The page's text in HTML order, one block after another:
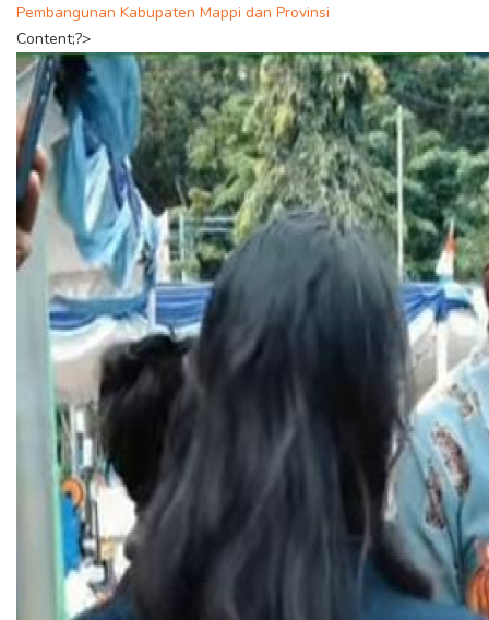
Pembangunan Kabupaten Mappi dan Provinsi
Content;?>